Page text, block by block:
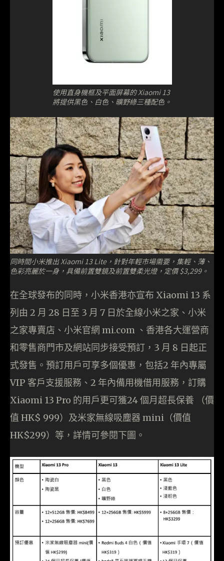
使用直身機框及平面屏幕的 Xiaomi 13
將提供黑色、白色、曠野綠三種配色。
同時間小米推出 Xiaomi 13 Lite，針對年輕市場需要，集輕、薄、
色彩亮麗於一身，具備前置雙鏡及前置雙柔光燈，定價 $3,299。
在全球發布的同時，小米香港亦宣布 Xiaomi 13 系
列由 2 月 28 日至 3 月 7 日於全線小米之家、小米
之家專賣店、小米官網 mi.com 、香港各大運營商
和零售商門市及網站同步接受預訂，3 月 8 日起正
式發售。預訂用戶可享多個優惠，包括2 年內專屬
VIP 客戶支援服務、2 年內備用機借用服務，訂購
Xiaomi 13 Pro 的用戶更可獲24 個月超長保養 （價
值 HK$ 999）及米家無線吸塵器 mini（價值
HK$299）等，詳情可參閱下圖。